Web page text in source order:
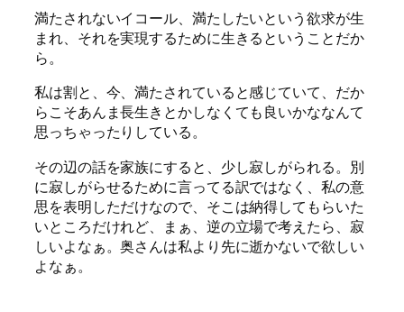
満たされないイコール、満たしたいという欲求が生
まれ、それを実現するために生きるということだか
ら。
私は割と、今、満たされていると感じていて、だか
らこそあんま長生きとかしなくても良いかななんて
思っちゃったりしている。
その辺の話を家族にすると、少し寂しがられる。別
に寂しがらせるために言ってる訳ではなく、私の意
思を表明しただけなので、そこは納得してもらいた
いところだけれど、まぁ、逆の立場で考えたら、寂
しいよなぁ。奥さんは私より先に逝かないで欲しい
よなぁ。